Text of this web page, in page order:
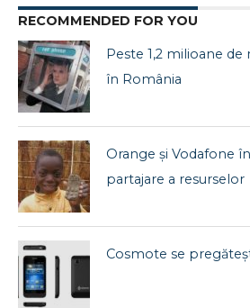
RECOMMENDED FOR YOU
Peste 1,2 milioane
în România
Orange și Vodafone
partajare a resurselor
Cosmote se